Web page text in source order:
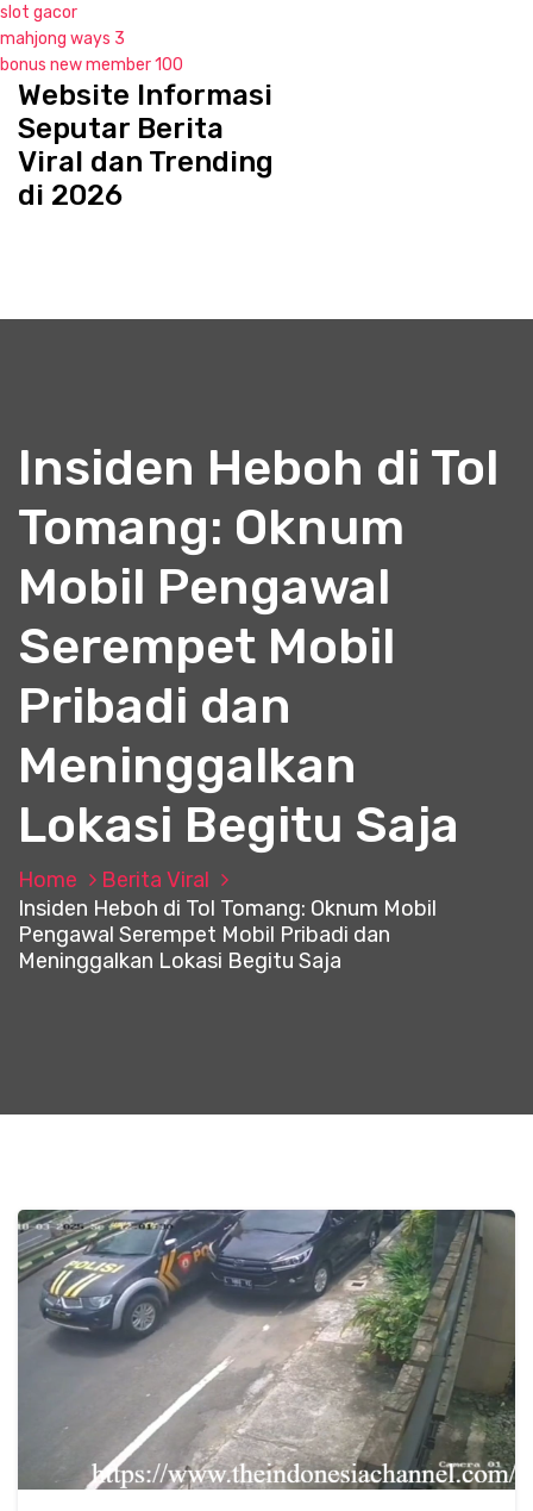
slot gacor
mahjong ways 3
bonus new member 100
t
Website Informasi
Seputar Berita
Viral dan Trending
di 2026
Insiden Heboh di Tol
Tomang: Oknum
Mobil Pengawal
Serempet Mobil
Pribadi dan
Meninggalkan
Lokasi Begitu Saja
Home
Berita Viral
Insiden Heboh di Tol Tomang: Oknum Mobil
Pengawal Serempet Mobil Pribadi dan
Meninggalkan Lokasi Begitu Saja